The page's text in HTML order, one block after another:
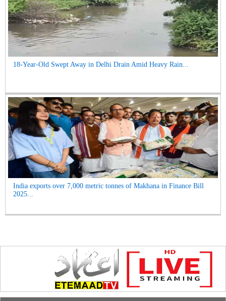
18-Year-Old Swept Away in Delhi Drain Amid Heavy Rain...
India exports over 7,000 metric tonnes of Makhana in Finance Bill
2025...